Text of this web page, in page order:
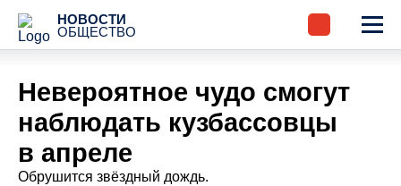
НОВОСТИ
ОБЩЕСТВО
Невероятное чудо смогут
наблюдать кузбассовцы
в апреле
Обрушится звёздный дождь.